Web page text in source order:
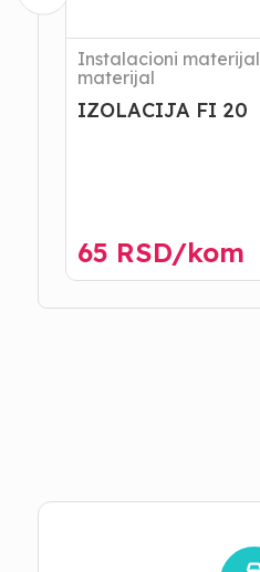
Instalacioni materijal
materijal
IZOLACIJA FI 20
65 RSD/kom